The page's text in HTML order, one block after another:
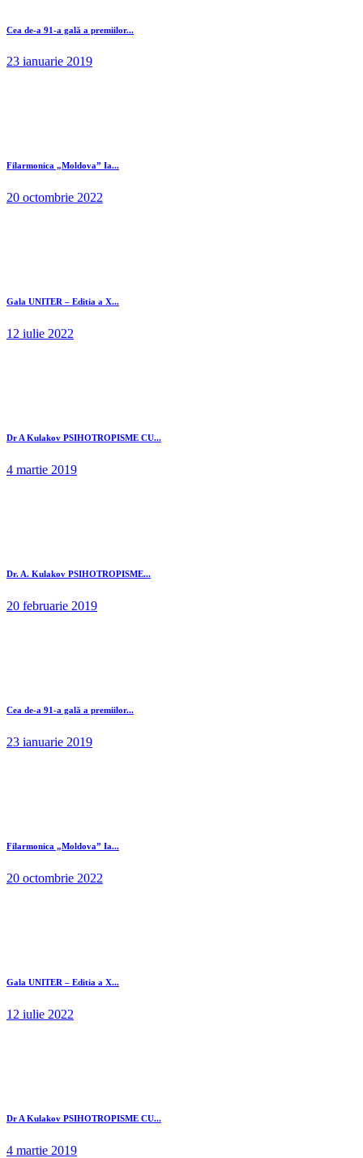
Cea de-a 91-a gală a premiilor...
23 ianuarie 2019
Filarmonica „Moldova” Ia...
20 octombrie 2022
Gala UNITER – Editia a X...
12 iulie 2022
Dr A Kulakov PSIHOTROPISME CU...
4 martie 2019
Dr. A. Kulakov PSIHOTROPISME...
20 februarie 2019
Cea de-a 91-a gală a premiilor...
23 ianuarie 2019
Filarmonica „Moldova” Ia...
20 octombrie 2022
Gala UNITER – Editia a X...
12 iulie 2022
Dr A Kulakov PSIHOTROPISME CU...
4 martie 2019